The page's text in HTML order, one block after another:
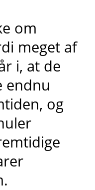
om
meget af
i, at de
endnu
og